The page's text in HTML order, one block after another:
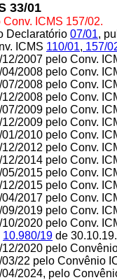
33/01
ICMS 157/02.
Declaratório 07/01,
ICMS 110/01, 157/
2007 pelo Conv.
2008 pelo Conv.
2008 pelo Conv.
2008 pelo Conv.
2009 pelo Conv.
2009 pelo Conv.
2010 pelo Conv.
2012 pelo Conv.
2014 pelo Conv.
2015 pelo Conv.
2015 pelo Conv.
2017 pelo Conv.
2019 pelo Conv.
2020 pelo Conv.
10.980/19 de 30.10.19.
2020 pelo
22 pelo Convênio
2024, pelo